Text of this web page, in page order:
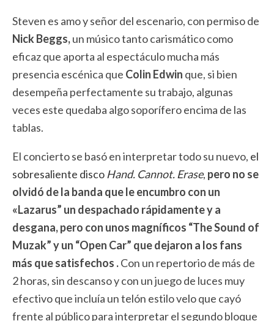
Steven es amo y señor del escenario, con permiso de
Nick Beggs,un músico tanto carismático como
eficaz que aporta al espectáculo mucha más
presencia escénica que Colin Edwin que, si bien
desempeña perfectamente su trabajo, algunas
veces este quedaba algo soporífero encima de las
tablas.
El concierto se basó en interpretar todo su nuevo, el
sobresaliente disco Hand. Cannot. Erase, pero no se
olvidó de la banda que le encumbro con un
«Lazarus” un despachado rápidamente y a
desgana, pero con unos magníficos “The Sound of
Muzak” y un “Open Car” que dejaron a los fans
más que satisfechos .Con un repertorio de más de
2 horas, sin descanso y con un juego de luces muy
efectivo que incluía un telón estilo velo que cayó
frente al público para interpretar el segundo bloque